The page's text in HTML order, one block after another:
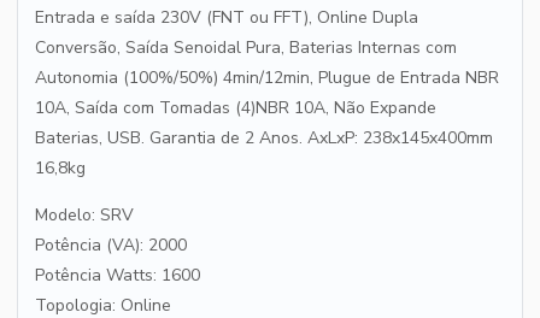
Entrada e saída 230V (FNT ou FFT), Online Dupla
Conversão, Saída Senoidal Pura, Baterias Internas com
Autonomia (100%/50%) 4min/12min, Plugue de Entrada NBR
10A, Saída com Tomadas (4)NBR 10A, Não Expande
Baterias, USB. Garantia de 2 Anos. AxLxP: 238x145x400mm
16,8kg
Modelo: SRV
Potência (VA): 2000
Potência Watts: 1600
Topologia: Online